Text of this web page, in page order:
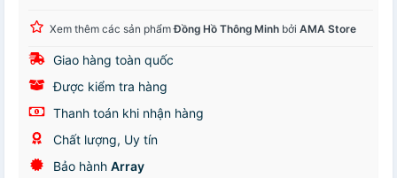
Xem thêm các sản phẩmĐồng Hồ Thông Minh bởi AMA Store
Giao hàng toàn quốc
Được kiểm tra hàng
Thanh toán khi nhận hàng
Chất lượng, Uy tín
Bảo hành Array